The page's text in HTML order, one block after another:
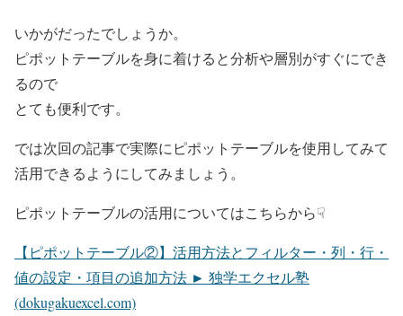
いかがだったでしょうか。
ピポットテーブルを身に着けると分析や層別がすぐにでき
るので
とても便利です。
では次回の記事で実際にピポットテーブルを使用してみて
活用できるようにしてみましょう。
ピポットテーブルの活用についてはこちらから☟
【ピポットテーブル②】活用方法とフィルター・列・行・
値の設定・項目の追加方法 ► 独学エクセル塾
(dokugakuexcel.com)